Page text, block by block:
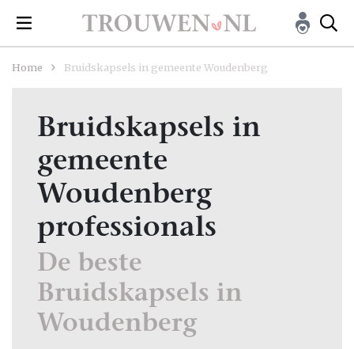
Home Bruidskapsels in gemeente Woudenberg
Bruidskapsels in
gemeente
Woudenberg
professionals
De beste
Bruidskapsels in
Woudenberg